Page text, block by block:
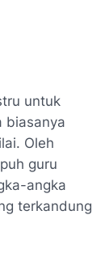
untuk
biasanya
Oleh
guru
angka
terkandung